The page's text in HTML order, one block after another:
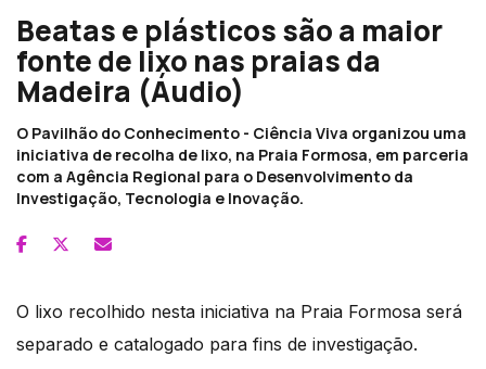
Beatas e plásticos são a maior
fonte de lixo nas praias da
Madeira (Áudio)
O Pavilhão do Conhecimento - Ciência Viva organizou uma
iniciativa de recolha de lixo, na Praia Formosa, em parceria
com a Agência Regional para o Desenvolvimento da
Investigação, Tecnologia e Inovação.
O lixo recolhido nesta iniciativa na Praia Formosa será
separado e catalogado para fins de investigação.